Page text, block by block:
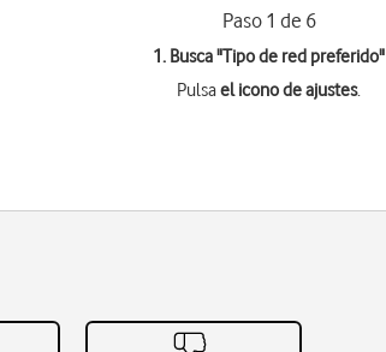
Paso 1 de 6
1. Busca "Tipo de red preferido"
Pulsael icono de ajustes.